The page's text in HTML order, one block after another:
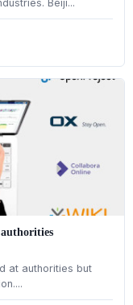
Beiji...
at authorities but